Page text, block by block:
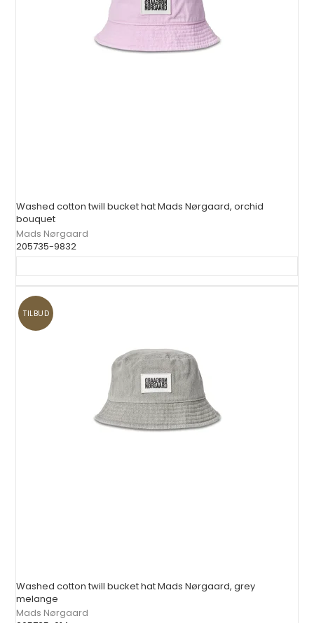
Washed cotton twill bucket hat Mads Nørgaard, orchid
bouquet
Mads Nørgaard
205735-9832
TILBUD
Washed cotton twill bucket hat Mads Nørgaard, grey
melange
Mads Nørgaard